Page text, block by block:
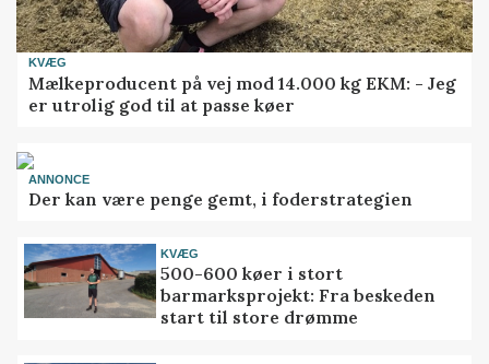
KVÆG
Mælkeproducent på vej mod 14.000 kg EKM: - Jeg
er utrolig god til at passe køer
ANNONCE
Der kan være penge gemt, i foderstrategien
KVÆG
500-600 køer i stort
barmarksprojekt: Fra beskeden
start til store drømme